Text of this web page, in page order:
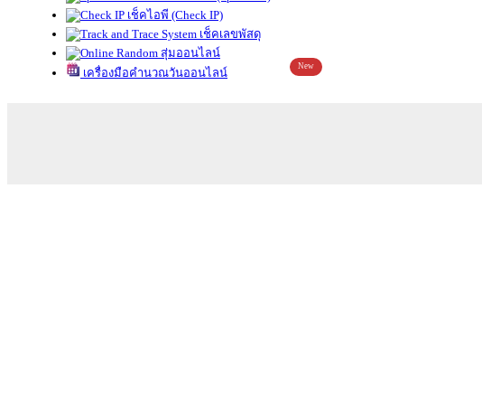
เช็คไอพี (Check IP)
เช็คเลขพัสดุ
สุ่มออนไลน์
เครื่องมือคำนวณวันออนไลน์
New